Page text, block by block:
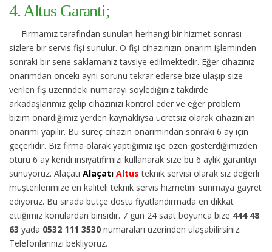
4. Altus Garanti;
Firmamız tarafından sunulan herhangi bir hizmet sonrası
sizlere bir servis fişi sunulur. O fişi cihazınızın onarım işleminden
sonraki bir sene saklamanız tavsiye edilmektedir. Eğer cihazınız
onarımdan önceki aynı sorunu tekrar ederse bize ulaşıp size
verilen fiş üzerindeki numarayı söylediğiniz takdirde
arkadaşlarımız gelip cihazınızı kontrol eder ve eğer problem
bizim onardığımız yerden kaynaklıysa ücretsiz olarak cihazınızın
onarımı yapılır. Bu süreç cihazın onarımından sonraki 6 ay için
geçerlidir. Biz firma olarak yaptığımız işe özen gösterdiğimizden
ötürü 6 ay kendi insiyatifimizi kullanarak size bu 6 aylık garantiyi
sunuyoruz. Alaçatı Alaçatı Altus teknik servisi olarak siz değerli
müşterilerimize en kaliteli teknik servis hizmetini sunmaya gayret
ediyoruz. Bu sırada bütçe dostu fiyatlandırmada en dikkat
ettiğimiz konulardan birisidir. 7 gün 24 saat boyunca bize 444 48
63 yada 0532 111 3530 numaraları üzerinden ulaşabilirsiniz.
Telefonlarınızı bekliyoruz.